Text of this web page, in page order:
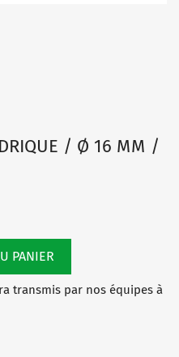
/ Ø 16 MM /
PANIER
transmis par nos équipes à